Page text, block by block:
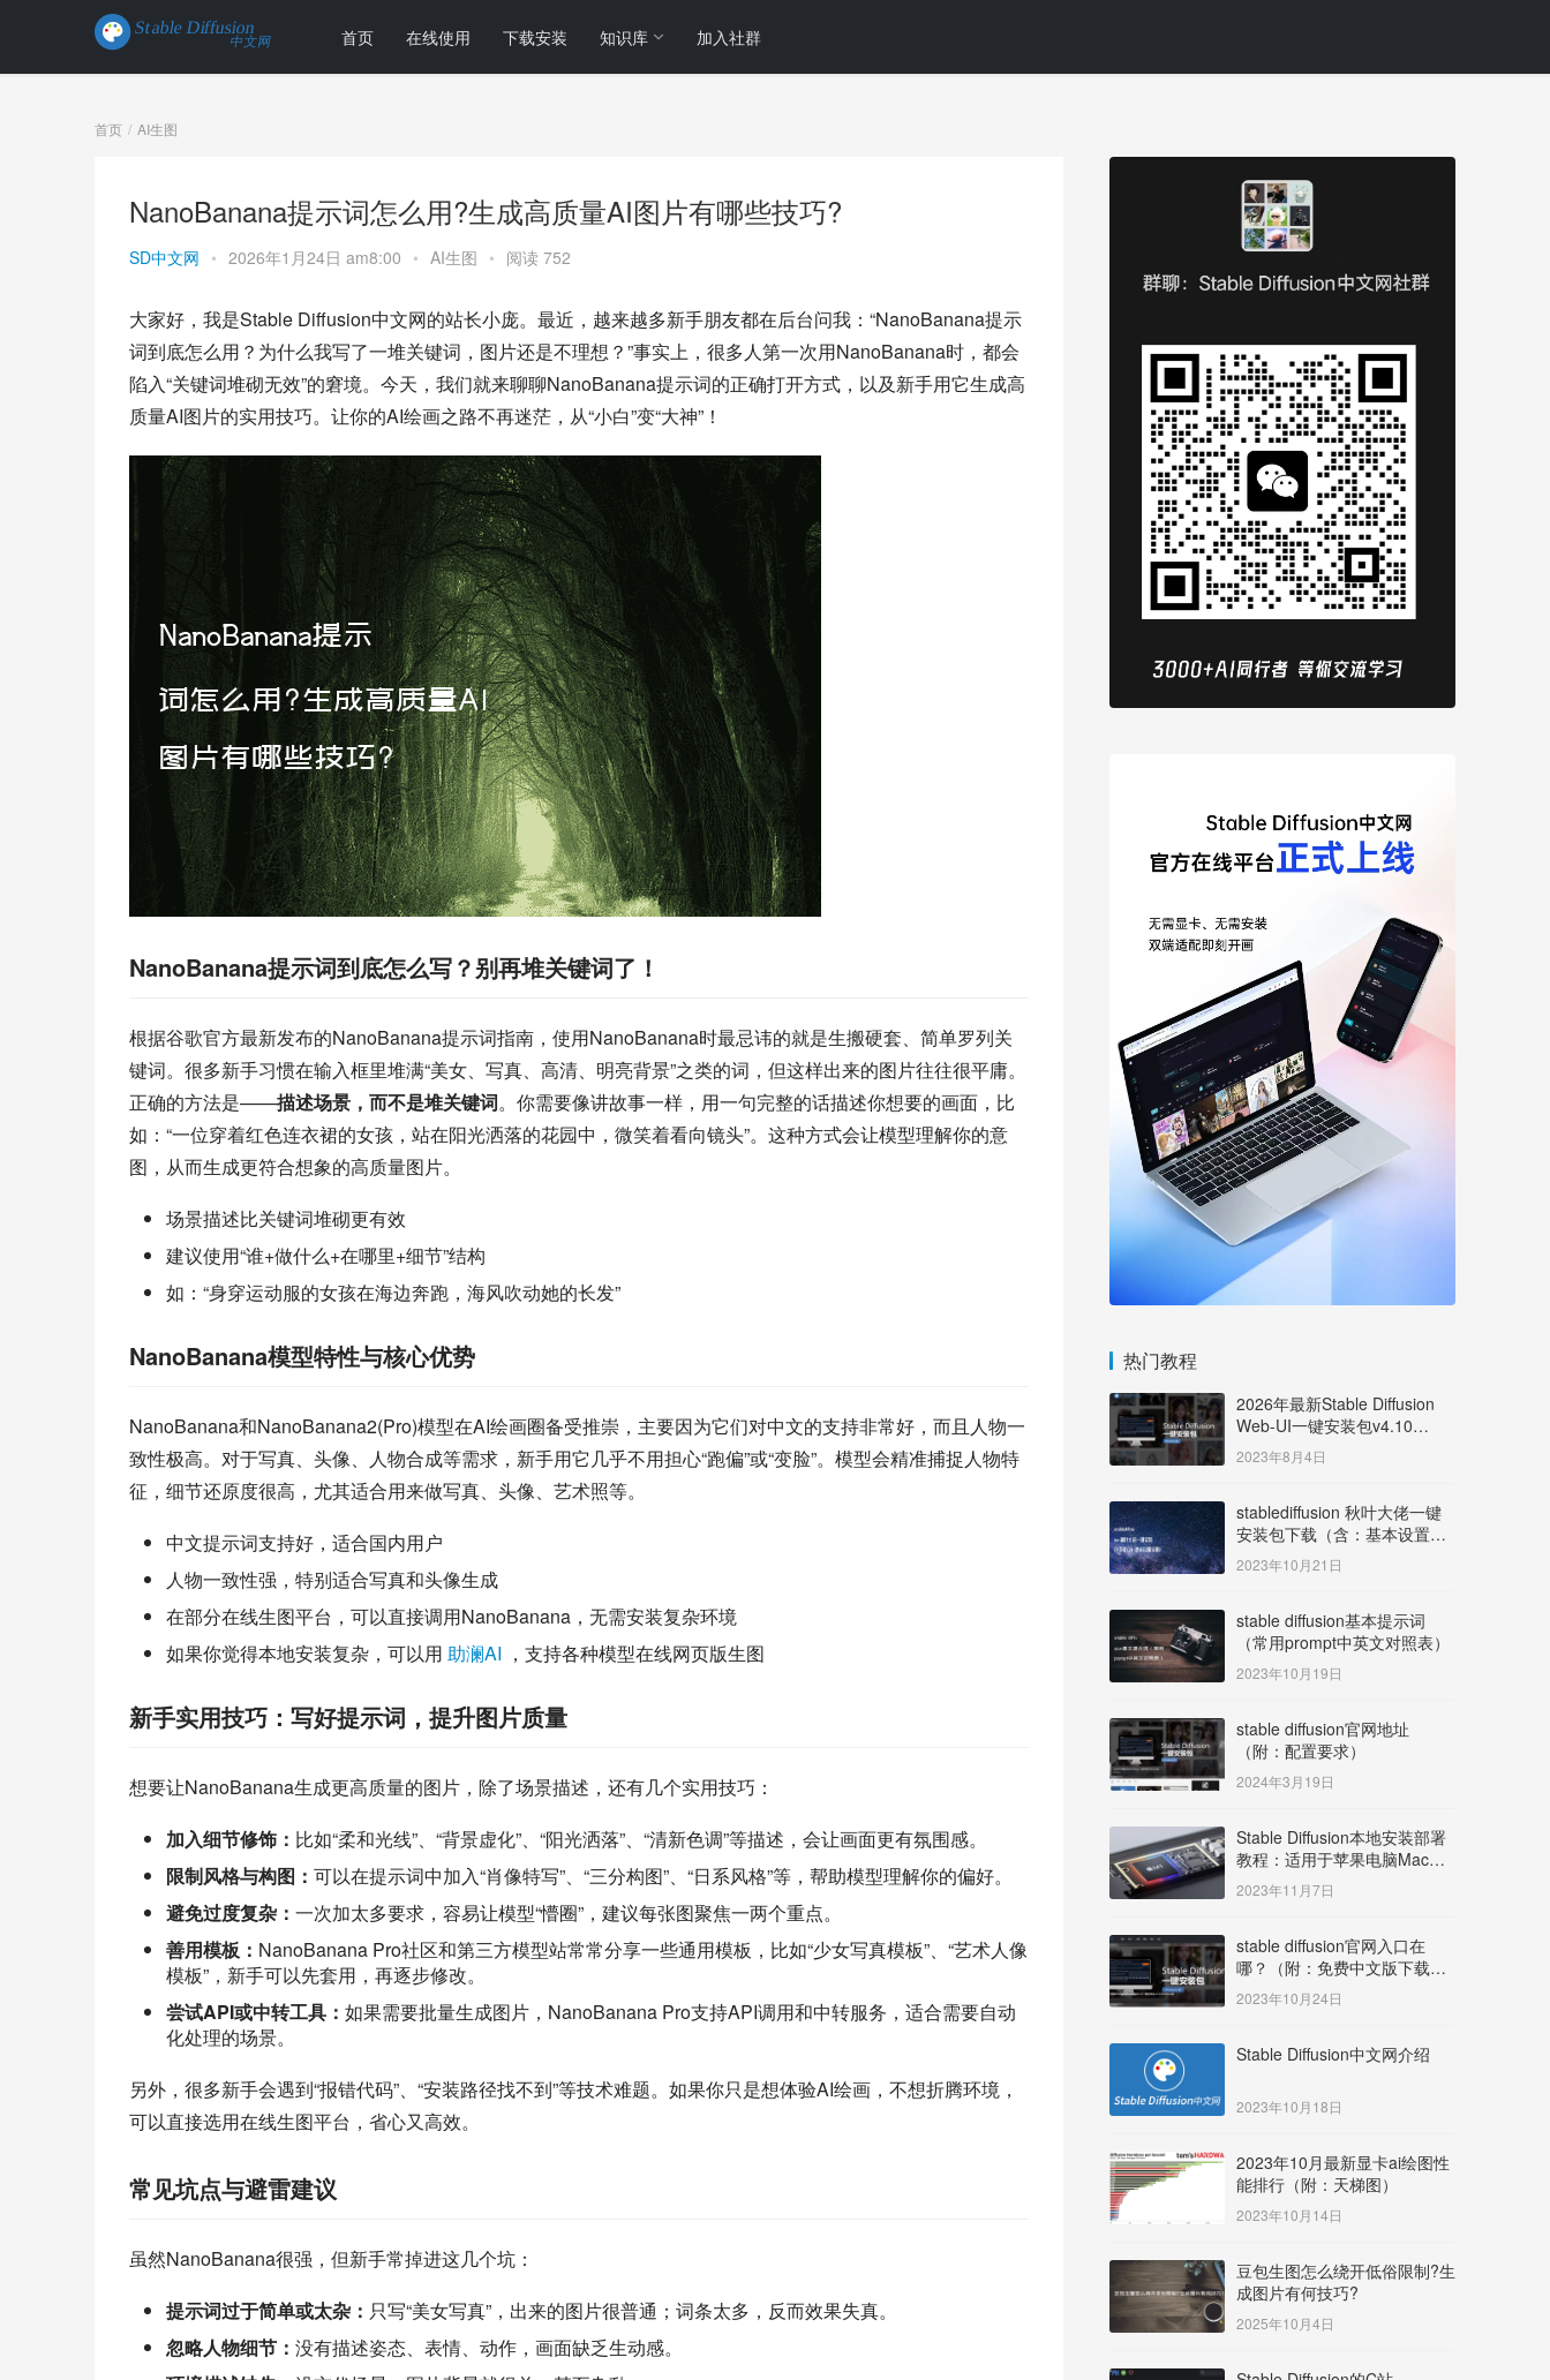
首页 在线使用 下载安装 知识库 加入社群
首页 AI生图
NanoBanana提示词怎么用?生成高质量AI图片有哪些技巧?
SD中文网 • 2026年1月24日 am8:00 • AI生图 • 阅读 752
大家好，我是Stable Diffusion中文网的站长小庞。最近，越来越多新手朋友都在后台问我：“NanoBanana提示
词到底怎么用？为什么我写了一堆关键词，图片还是不理想？”事实上，很多人第一次用NanoBanana时，都会
陷入“关键词堆砌无效”的窘境。今天，我们就来聊聊NanoBanana提示词的正确打开方式，以及新手用它生成高
质量AI图片的实用技巧。让你的AI绘画之路不再迷茫，从“小白”变“大神”！
NanoBanana提示词到底怎么写？别再堆关键词了！
根据谷歌官方最新发布的NanoBanana提示词指南，使用NanoBanana时最忌讳的就是生搬硬套、简单罗列关
键词。很多新手习惯在输入框里堆满“美女、写真、高清、明亮背景”之类的词，但这样出来的图片往往很平庸。
正确的方法是——描述场景，而不是堆关键词。你需要像讲故事一样，用一句完整的话描述你想要的画面，比
如：“一位穿着红色连衣裙的女孩，站在阳光洒落的花园中，微笑着看向镜头”。这种方式会让模型理解你的意
图，从而生成更符合想象的高质量图片。
场景描述比关键词堆砌更有效
建议使用“谁+做什么+在哪里+细节”结构
如：“身穿运动服的女孩在海边奔跑，海风吹动她的长发”
NanoBanana模型特性与核心优势
NanoBanana和NanoBanana2(Pro)模型在AI绘画圈备受推崇，主要因为它们对中文的支持非常好，而且人物一
致性极高。对于写真、头像、人物合成等需求，新手用它几乎不用担心“跑偏”或“变脸”。模型会精准捕捉人物特
征，细节还原度很高，尤其适合用来做写真、头像、艺术照等。
中文提示词支持好，适合国内用户
人物一致性强，特别适合写真和头像生成
在部分在线生图平台，可以直接调用NanoBanana，无需安装复杂环境
如果你觉得本地安装复杂，可以用 助澜AI ，支持各种模型在线网页版生图
新手实用技巧：写好提示词，提升图片质量
想要让NanoBanana生成更高质量的图片，除了场景描述，还有几个实用技巧：
加入细节修饰： 比如“柔和光线”、“背景虚化”、“阳光洒落”、“清新色调”等描述，会让画面更有氛围感。
限制风格与构图： 可以在提示词中加入“肖像特写”、“三分构图”、“日系风格”等，帮助模型理解你的偏好。
避免过度复杂： 一次加太多要求，容易让模型“懵圈”，建议每张图聚焦一两个重点。
善用模板： NanoBanana Pro社区和第三方模型站常常分享一些通用模板，比如“少女写真模板”、“艺术人像
模板”，新手可以先套用，再逐步修改。
尝试API或中转工具： 如果需要批量生成图片，NanoBanana Pro支持API调用和中转服务，适合需要自动
化处理的场景。
另外，很多新手会遇到“报错代码”、“安装路径找不到”等技术难题。如果你只是想体验AI绘画，不想折腾环境，
可以直接选用在线生图平台，省心又高效。
常见坑点与避雷建议
虽然NanoBanana很强，但新手常掉进这几个坑：
提示词过于简单或太杂： 只写“美女写真”，出来的图片很普通；词条太多，反而效果失真。
忽略人物细节： 没有描述姿态、表情、动作，画面缺乏生动感。
热门教程
2026年最新Stable Diffusion
Web-UI一键安装包v4.10
Windows版【支持50系显卡】
2023年8月4日
stablediffusion 秋叶大佬一键
安装包下载（含：基本设置说
明）
2023年10月21日
stable diffusion基本提示词
（常用prompt中英文对照表）
2023年10月19日
stable diffusion官网地址
（附：配置要求）
2024年3月19日
Stable Diffusion本地安装部署
教程：适用于苹果电脑Mac
OS系统M系列芯片：
MacBook/iMac等
2023年11月7日
stable diffusion官网入口在
哪？（附：免费中文版下载安
装教程）
2023年10月24日
Stable Diffusion中文网介绍
2023年10月18日
2023年10月最新显卡ai绘图性
能排行（附：天梯图）
2023年10月14日
豆包生图怎么绕开低俗限制?生
成图片有何技巧?
2025年10月4日